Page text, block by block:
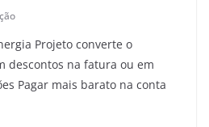
Projeto converte o
descontos na fatura ou em
Pagar mais barato na conta